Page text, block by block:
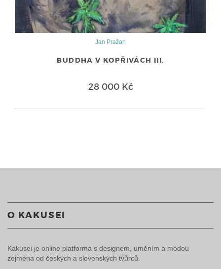
Jan Pražan
BUDDHA V KOPŘIVÁCH III.
28 000 Kč
O KAKUSEI
Kakusei je online platforma s designem, uměním a módou
zejména od českých a slovenských tvůrců.